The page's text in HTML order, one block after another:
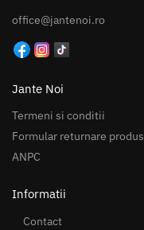
office@jantenoi.ro
Jante Noi
Termeni si conditii
Formular returnare produs
ANPC
Informatii
Contact